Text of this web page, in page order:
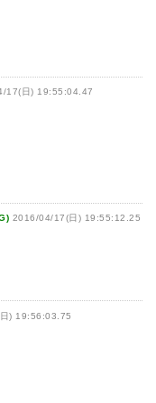
17(日) 19:55:04.47
2016/04/17(日) 19:55:12.25
) 19:56:03.75